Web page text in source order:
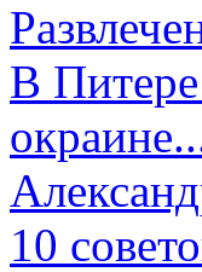
В Питере
10